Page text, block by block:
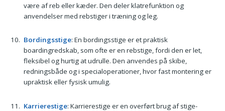
være af reb eller kæder. Den deler klatrefunktion og
anvendelser med rebstiger i træning og leg.
Bordingsstige: En bordingsstige er et praktisk
boardingredskab, som ofte er en rebstige, fordi den er let,
fleksibel og hurtig at udrulle. Den anvendes på skibe,
redningsbåde og i specialoperationer, hvor fast montering er
upraktisk eller fysisk umulig.
Karrierestige: Karrierestige er en overført brug af stige-